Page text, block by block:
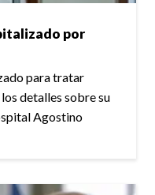
por
para tratar
detalles sobre su
Agostino